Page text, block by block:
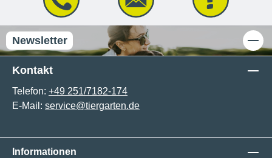
Newsletter
Kontakt
Telefon: +49 251/7182-174
E-Mail: service@tiergarten.de
Informationen